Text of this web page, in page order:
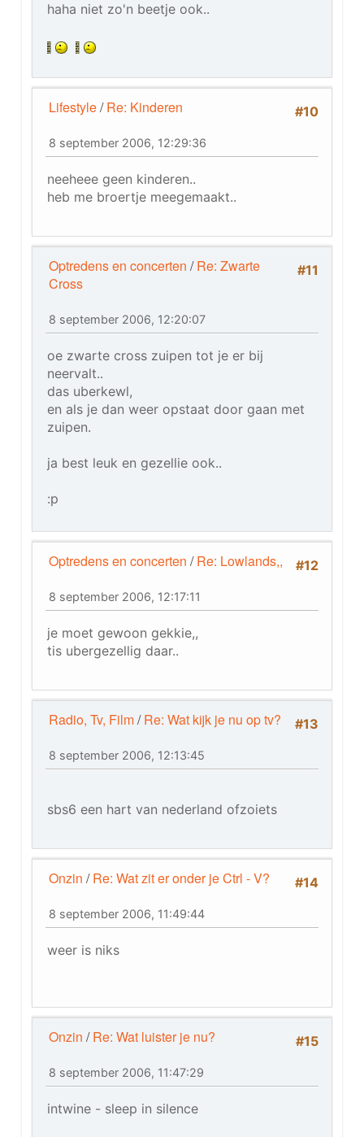
haha niet zo'n beetje ook..
#10
Lifestyle/Re: Kinderen
8 september 2006, 12:29:36
neeheee geen kinderen..
heb me broertje meegemaakt..
#11
Optredens en concerten /Re: Zwarte
Cross
8 september 2006, 12:20:07
oe zwarte cross zuipen tot je er bij
neervalt..
das uberkewl,
en als je dan weer opstaat door gaan met
zuipen.
ja best leuk en gezellie ook..
:p
#12
Optredens en concerten /Re: Lowlands,,
8 september 2006, 12:17:11
je moet gewoon gekkie,,
tis ubergezellig daar..
#13
Radio, Tv, Film/Re: Wat kijk je nu op tv?
8 september 2006, 12:13:45
sbs6 een hart van nederland ofzoiets
#14
Onzin /Re: Wat zit er onder je Ctrl - V?
8 september 2006, 11:49:44
weer is niks
#15
Onzin /Re: Wat luister je nu?
8 september 2006, 11:47:29
intwine - sleep in silence